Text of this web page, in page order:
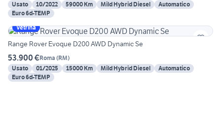
Usato
10/2022 59000 Km Mild Hybrid Diesel
Automatico
Euro 6d-TEMP
Vetrina
Range Rover Evoque D200 AWD Dynamic Se
53.900 €Roma (RM)
Usato
01/2025 15000 Km Mild Hybrid Diesel
Automatico
Euro 6d-TEMP